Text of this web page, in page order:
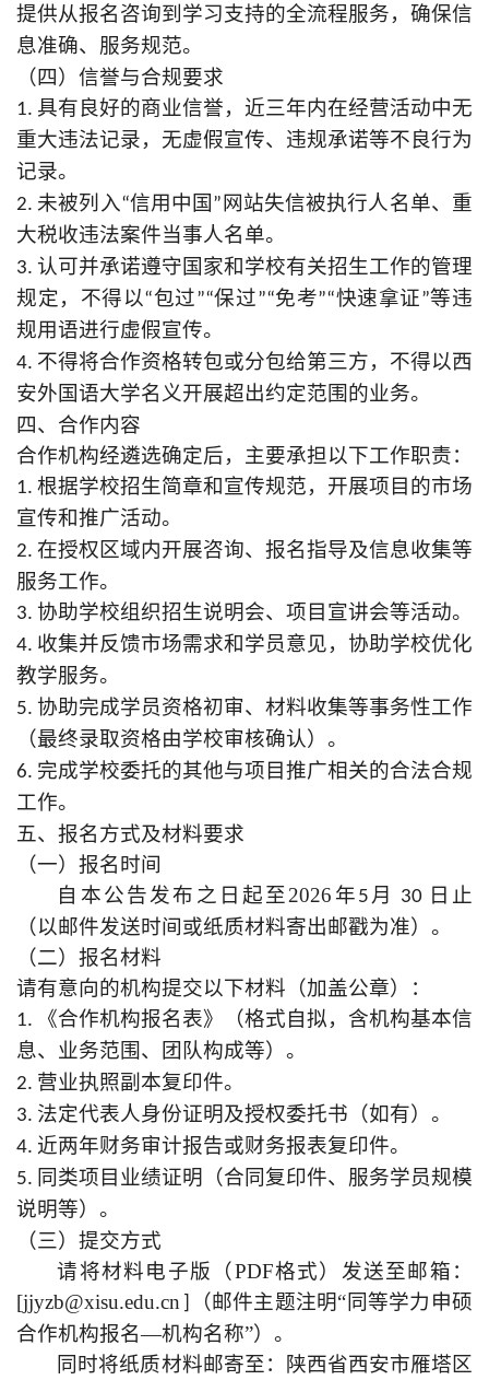
提供从报名咨询到学习支持的全流程服务，确保信
息准确、服务规范。
（四）信誉与合规要求
1. 具有良好的商业信誉，近三年内在经营活动中无
重大违法记录，无虚假宣传、违规承诺等不良行为
记录。
2. 未被列入“信用中国”网站失信被执行人名单、重
大税收违法案件当事人名单。
3. 认可并承诺遵守国家和学校有关招生工作的管理
规定，不得以“包过”“保过”“免考”“快速拿证”等违
规用语进行虚假宣传。
4. 不得将合作资格转包或分包给第三方，不得以西
安外国语大学名义开展超出约定范围的业务。
四、合作内容
合作机构经遴选确定后，主要承担以下工作职责：
1. 根据学校招生简章和宣传规范，开展项目的市场
宣传和推广活动。
2. 在授权区域内开展咨询、报名指导及信息收集等
服务工作。
3. 协助学校组织招生说明会、项目宣讲会等活动。
4. 收集并反馈市场需求和学员意见，协助学校优化
教学服务。
5. 协助完成学员资格初审、材料收集等事务性工作
（最终录取资格由学校审核确认）。
6. 完成学校委托的其他与项目推广相关的合法合规
工作。
五、报名方式及材料要求
（一）报名时间
自本公告发布之日起至2026年 5 月 30 日止
（以邮件发送时间或纸质材料寄出邮戳为准）。
（二）报名材料
请有意向的机构提交以下材料（加盖公章）：
1. 《合作机构报名表》（格式自拟，含机构基本信
息、业务范围、团队构成等）。
2. 营业执照副本复印件。
3. 法定代表人身份证明及授权委托书（如有）。
4. 近两年财务审计报告或财务报表复印件。
5. 同类项目业绩证明（合同复印件、服务学员规模
说明等）。
（三）提交方式
请将材料电子版（PDF格式）发送至邮箱：
[jjyzb@xisu.edu.cn
（邮件主题注明“同等学力申硕
合作机构报名—机构名称”） 。
同时将纸质材料邮寄至：陕西省西安市雁塔区